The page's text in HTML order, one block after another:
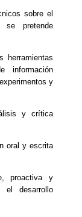
sobre el
pretende
herramientas
información
y
y crítica
oral y escrita
proactiva y
el desarrollo